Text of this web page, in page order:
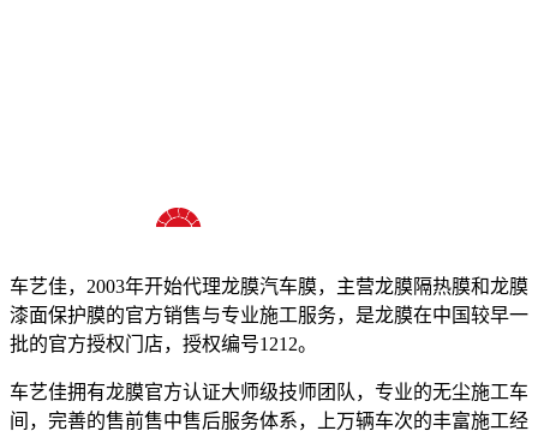
车艺佳，2003年开始代理龙膜汽车膜，主营龙膜隔热膜和龙膜
漆面保护膜的官方销售与专业施工服务，是龙膜在中国较早一
批的官方授权门店，授权编号1212。
车艺佳拥有龙膜官方认证大师级技师团队，专业的无尘施工车
间，完善的售前售中售后服务体系，上万辆车次的丰富施工经